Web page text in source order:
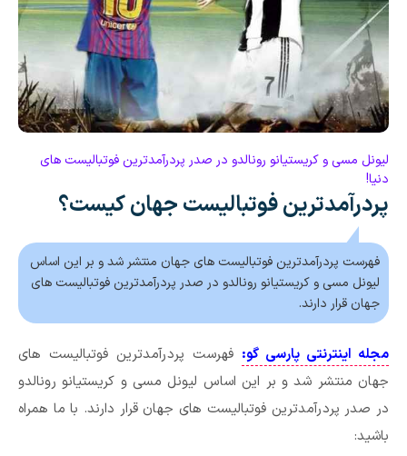
لیونل مسی و کریستیانو رونالدو در صدر پردرآمدترین فوتبالیست های
دنیا!
پردرآمدترین فوتبالیست جهان کیست؟
فهرست پردرآمدترین فوتبالیست های جهان منتشر شد و بر این اساس
لیونل مسی و کریستیانو رونالدو در صدر پردرآمدترین فوتبالیست های
جهان قرار دارند.
مجله اینترنتی پارسی گو: فهرست پردرآمدترین فوتبالیست های
جهان منتشر شد و بر این اساس لیونل مسی و کریستیانو رونالدو
در صدر پردرآمدترین فوتبالیست های جهان قرار دارند. با ما همراه
باشید: